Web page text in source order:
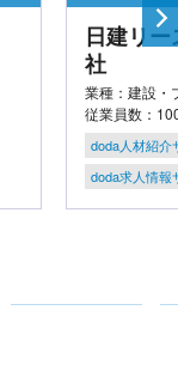
日建リ
社
業種：建設・
従業員数：
doda人材紹介
doda求人情報